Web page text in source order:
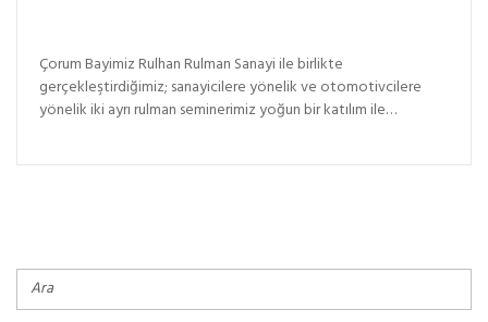
Çorum Bayimiz Rulhan Rulman Sanayi ile birlikte
gerçekleştirdiğimiz; sanayicilere yönelik ve otomotivcilere
yönelik iki ayrı rulman seminerimiz yoğun bir katılım ile